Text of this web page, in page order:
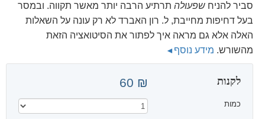
סביר להניח שפעולה תרתיע הרבה יותר מאשר תקווה. ובמסר
בעל דחיפות מחייבת, ל. רון האברד לא רק עונה על השאלות
האלה אלא גם מראה איך לפתור את הסיטואציה הזאת
מהשורש. מידע נוסף
לקנות ₪ 60
כמות